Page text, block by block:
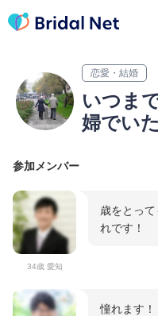
恋愛・結婚
いつま
婦でい
参加メンバー
34歳 愛知
歳をとっ
れです！
憧れます